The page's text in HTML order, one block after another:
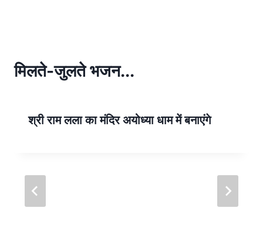
p
मिलते-जुलते भजन...
श्री राम लला का मंदिर अयोध्या धाम में बनाएंगे